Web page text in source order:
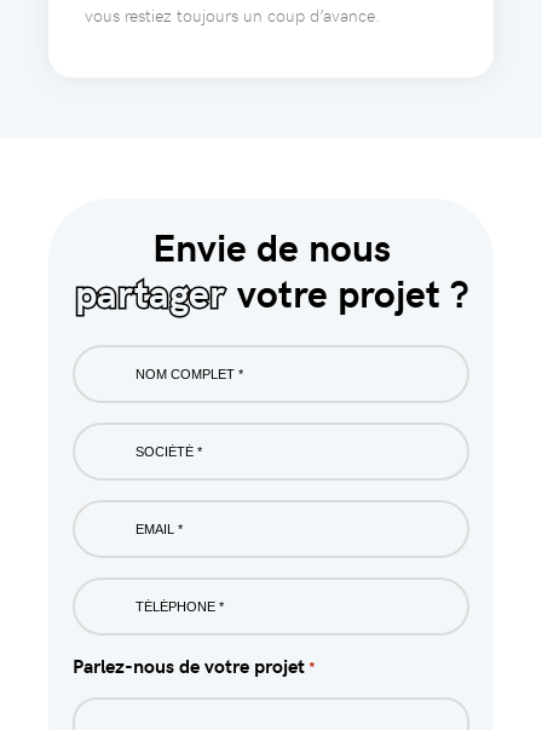
vous restiez toujours un coup d’avance.
Envie de nous
partager votre projet ?
Nom
complet
*
Société
Email
Phone
Parlez-nous de votre projet*